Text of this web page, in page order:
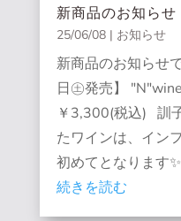
新商品のお知らせ
25/06/08| お知らせ
新商品のお知ら
日㊏発売】
￥3,300(税込) 訓
たワインは、イン
初めてとなります
続きを読む